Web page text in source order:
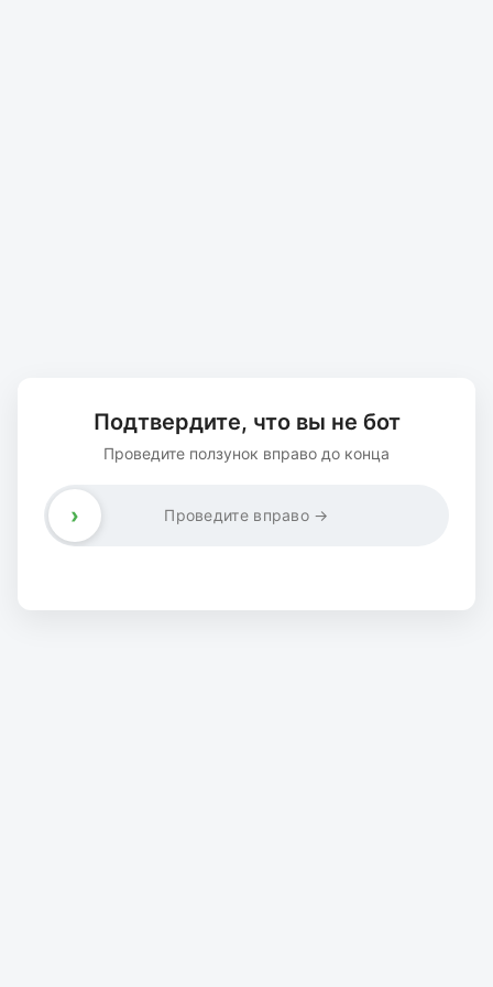
Подтвердите, что вы не бот
Проведите ползунок вправо до конца
Проведите вправо →
›